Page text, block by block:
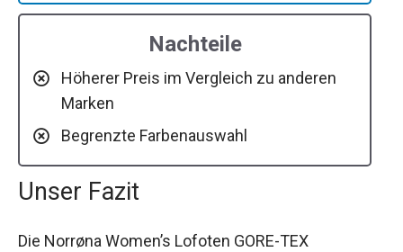
Nachteile
Höherer Preis im Vergleich zu anderen
Marken
Begrenzte Farbenauswahl
Unser Fazit
Die Norrøna Women’s Lofoten GORE-TEX